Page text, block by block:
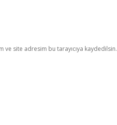
ve site adresim bu tarayıcıya kaydedilsin.